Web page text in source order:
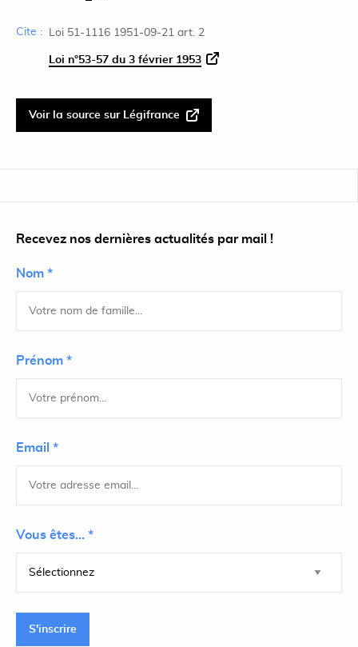
Cite : Loi 51-1116 1951-09-21 art. 2
Loi n°53-57 du 3 février 1953
Voir la source sur Légifrance
Recevez nos dernières actualités par mail !
Nom *
Prénom *
Email *
Vous êtes... *
S'inscrire